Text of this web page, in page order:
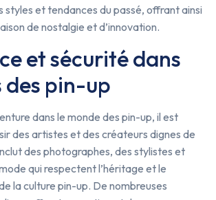
styles et tendances du passé, offrant ainsi
de nostalgie et d’innovation.
et sécurité dans
des pin-up
dans le monde des pin-up, il est
des artistes et des créateurs dignes de
des photographes, des stylistes et
qui respectent l’héritage et le
la culture pin-up. De nombreuses